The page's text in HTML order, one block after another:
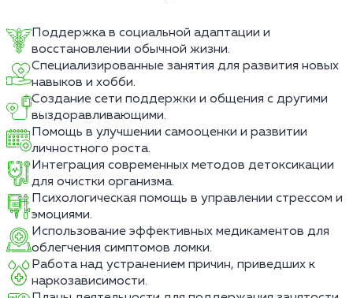
Поддержка в социальной адаптации и
восстановлении обычной жизни.
Специализированные занятия для развития новых
навыков и хобби.
Создание сети поддержки и общения с другими
выздоравливающими.
Помощь в улучшении самооценки и развитии
личностного роста.
Интеграция современных методов детоксикации
для очистки организма.
Психологическая помощь в управлении стрессом и
эмоциями.
Использование эффективных медикаментов для
облегчения симптомов ломки.
Работа над устранением причин, приведших к
наркозависимости.